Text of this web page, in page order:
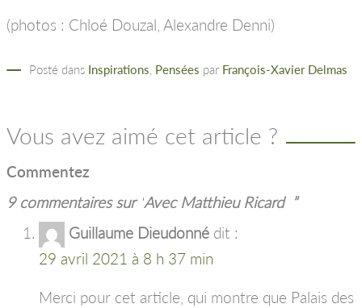
(photos : Chloé Douzal, Alexandre Denni)
Posté dans Inspirations Pensées par François-Xavier Delmas
Vous avez aimé cet article ?
Commentez
9 commentaires sur “Avec Matthieu Ricard
”
Guillaume Dieudonné dit :
29 avril 2021 à 8 h 37 min
Merci pour cet article, qui montre que Palais des